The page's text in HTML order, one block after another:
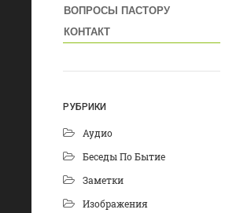
ВОПРОСЫ ПАСТОРУ
КОНТАКТ
РУБРИКИ
Аудио
Беседы По Бытие
Заметки
Изображения